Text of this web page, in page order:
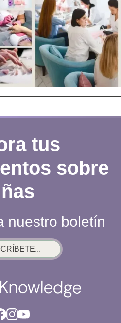
tus
sobre
nuestro boletín